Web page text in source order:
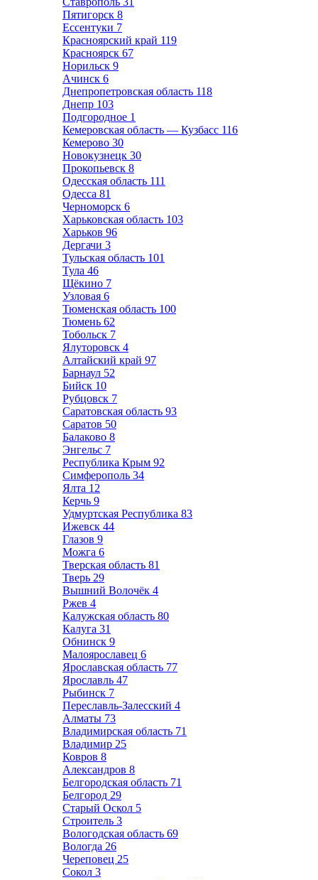
Пятигорск 8
Ессентуки 7
Красноярский край 119
Красноярск 67
Норильск 9
Ачинск 6
Днепропетровская область 118
Днепр 103
Подгородное 1
Кемеровская область — Кузбасс 116
Кемерово 30
Новокузнецк 30
Прокопьевск 8
Одесская область 111
Одесса 81
Черноморск 6
Харьковская область 103
Харьков 96
Дергачи 3
Тульская область 101
Тула 46
Щёкино 7
Узловая 6
Тюменская область 100
Тюмень 62
Тобольск 7
Ялуторовск 4
Алтайский край 97
Барнаул 52
Бийск 10
Рубцовск 7
Саратовская область 93
Саратов 50
Балаково 8
Энгельс 7
Республика Крым 92
Симферополь 34
Ялта 12
Керчь 9
Удмуртская Республика 83
Ижевск 44
Глазов 9
Можга 6
Тверская область 81
Тверь 29
Вышний Волочёк 4
Ржев 4
Калужская область 80
Калуга 31
Обнинск 9
Малоярославец 6
Ярославская область 77
Ярославль 47
Рыбинск 7
Переславль-Залесский 4
Алматы 73
Владимирская область 71
Владимир 25
Ковров 8
Александров 8
Белгородская область 71
Белгород 29
Старый Оскол 5
Строитель 3
Вологодская область 69
Вологда 26
Череповец 25
Сокол 3